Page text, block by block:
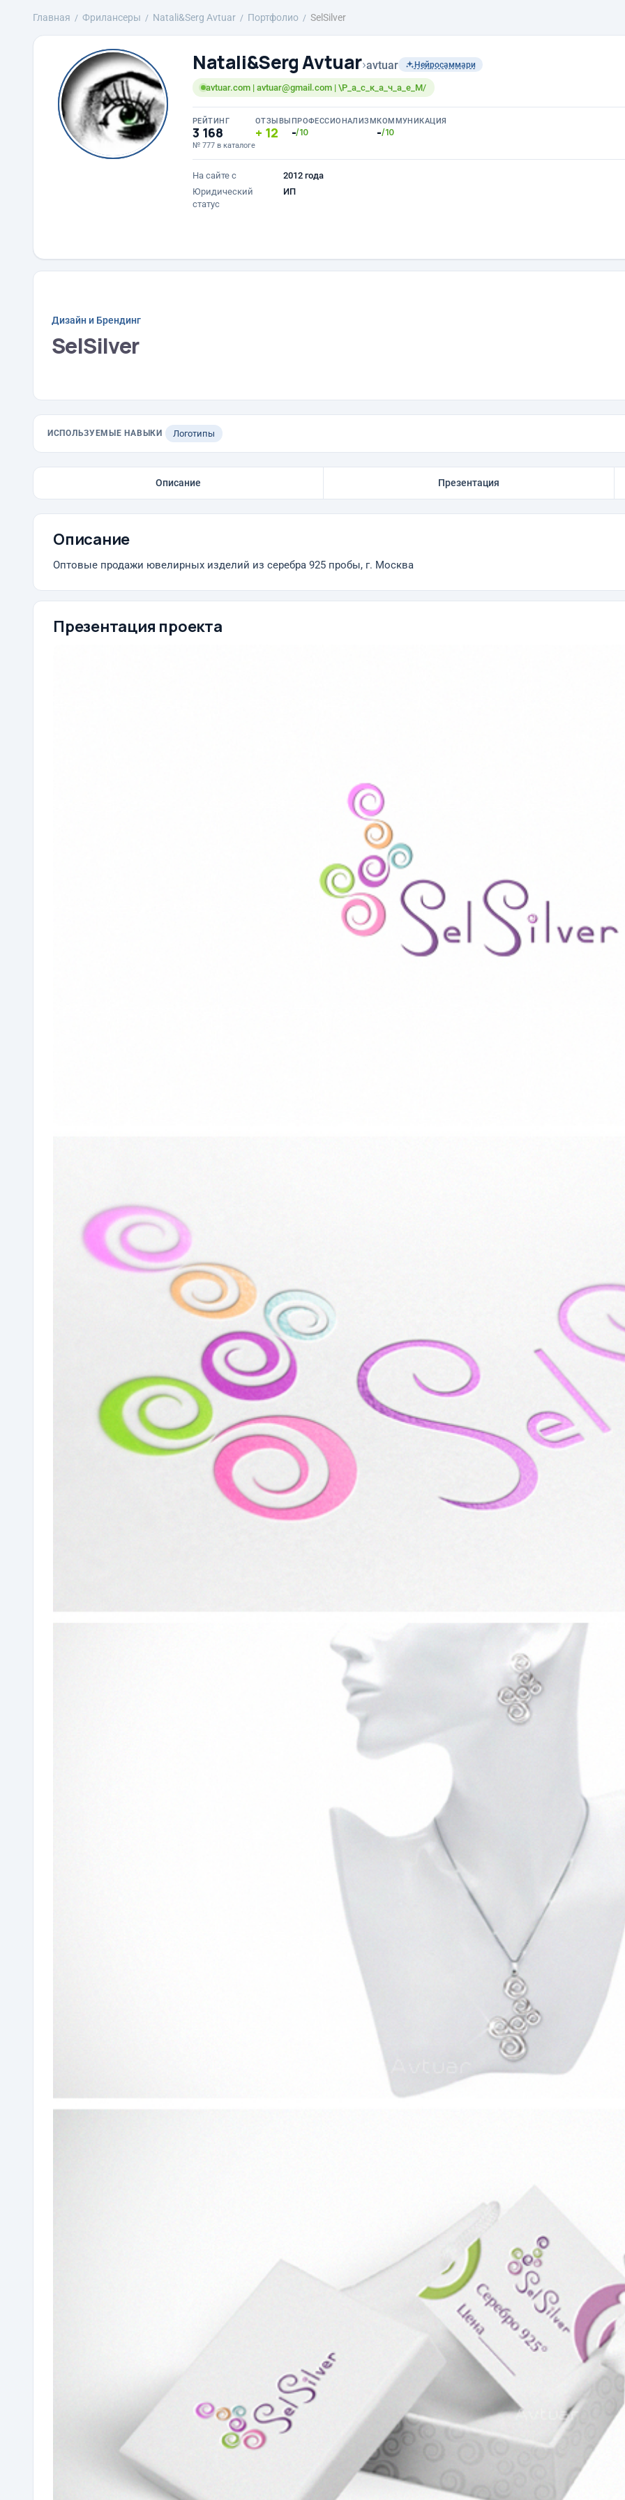
Главная Фрилансеры Natali&Serg Avtuar Портфолио SelSilver
Natali&Serg Avtuar›avtuar Нейросаммари
avtuar.com | avtuar@gmail.com | \Р_а_с_к_а_ч_а_е_М/
РЕЙТИНГ
3 168
№ 777 в каталоге
ОТЗЫВЫ
12
ПРОФЕССИОНАЛИЗМ
-/10
КОММУНИКАЦИЯ
-/10
На сайте с
2012 года
Юридический
статус
ИП
Дизайн и Брендинг
SelSilver
ИСПОЛЬЗУЕМЫЕ НАВЫКИ Логотипы
Описание Презентация
Описание
Оптовые продажи ювелирных изделий из серебра 925 пробы, г. Москва
Презентация проекта